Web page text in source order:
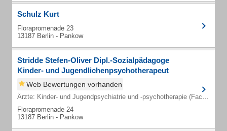
Schulz Kurt
Florapromenade 23
13187 Berlin - Pankow
Stridde Stefen-Oliver Dipl.-Sozialpädagoge
Kinder- und Jugendlichenpsychotherapeut
Web Bewertungen vorhanden
Ärzte: Kinder- und Jugendpsychiatrie und -psychotherapie (Fachärzte)
Florapromenade 24
13187 Berlin - Pankow